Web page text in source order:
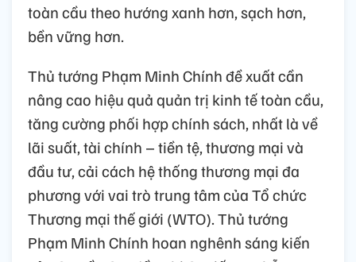
toàn cầu theo hướng xanh hơn, sạch hơn,
bền vững hơn.
Thủ tướng Phạm Minh Chính đề xuất cần
nâng cao hiệu quả quản trị kinh tế toàn cầu,
tăng cường phối hợp chính sách, nhất là về
lãi suất, tài chính – tiền tệ, thương mại và
đầu tư, cải cách hệ thống thương mại đa
phương với vai trò trung tâm của Tổ chức
Thương mại thế giới (WTO). Thủ tướng
Phạm Minh Chính hoan nghênh sáng kiến